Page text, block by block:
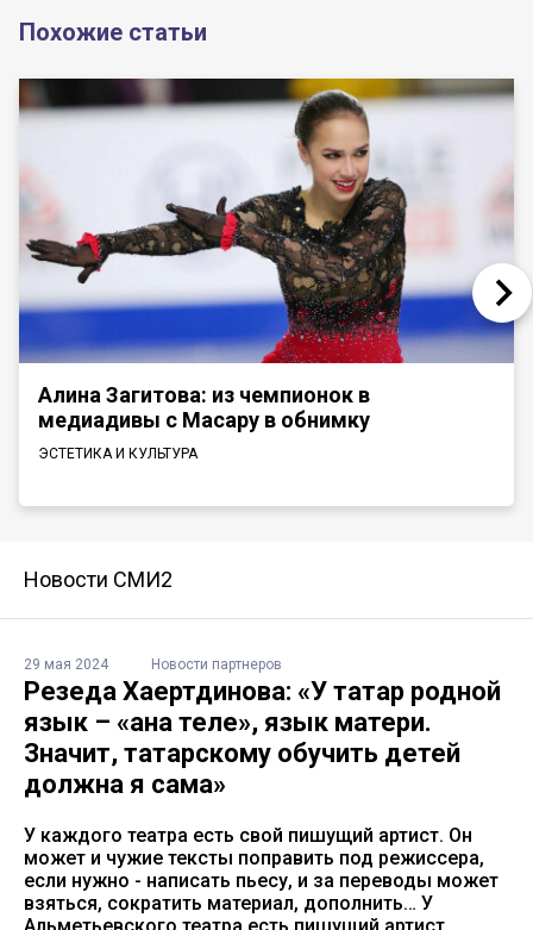
Похожие статьи
Алина Загитова: из чемпионок в
медиадивы с Масару в обнимку
ЭСТЕТИКА И КУЛЬТУРА
Новости СМИ2
29 мая 2024 Новости партнеров
Резеда Хаертдинова: «У татар родной
язык – «ана теле», язык матери.
Значит, татарскому обучить детей
должна я сама»
У каждого театра есть свой пишущий артист. Он
может и чужие тексты поправить под режиссера,
если нужно - написать пьесу, и за переводы может
взяться, сократить материал, дополнить… У